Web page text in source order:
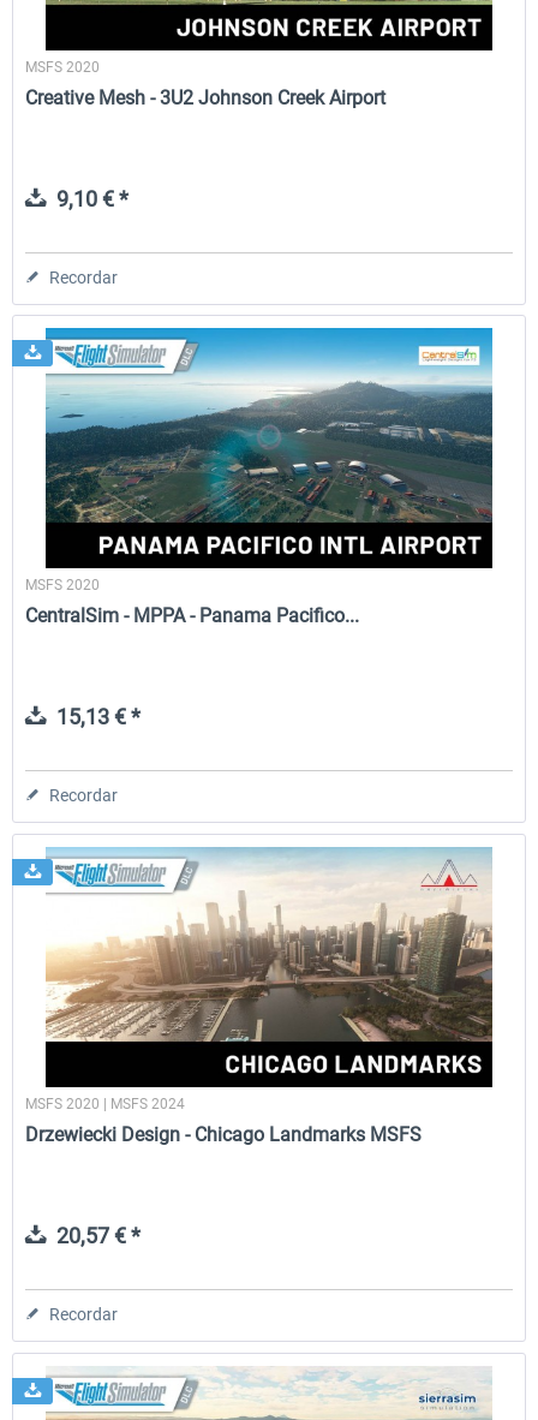
MSFS 2020
Creative Mesh - 3U2 Johnson Creek Airport
9,10 € *
Recordar
MSFS 2020
CentralSim - MPPA - Panama Pacifico...
15,13 € *
Recordar
MSFS 2020 | MSFS 2024
Drzewiecki Design - Chicago Landmarks MSFS
20,57 € *
Recordar